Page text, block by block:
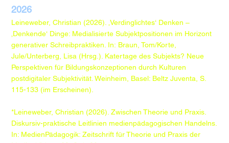
2026
Leineweber, Christian (2026). ‚Verdinglichtes‘ Denken –
‚Denkende‘ Dinge: Medialisierte Subjektpositionen im Horizont
generativer Schreibpraktiken. In: Braun, Tom/Korte,
Jule/Unterberg, Lisa (Hrsg.). Katertage des Subjekts? Neue
Perspektiven für Bildungskonzeptionen durch Kulturen
postdigitaler Subjektivität. Weinheim, Basel: Beltz Juventa, S.
115-133 (im Erscheinen).
*Leineweber, Christian (2026). Zwischen Theorie und Praxis.
Diskursiv-praktische Leitlinien medienpädagogischen Handelns.
In: MedienPädagogik: Zeitschrift für Theorie und Praxis der